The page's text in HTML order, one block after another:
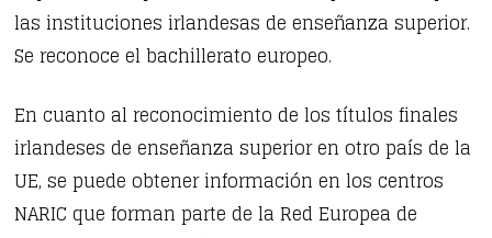
las instituciones irlandesas de enseñanza superior.
Se reconoce el bachillerato europeo.
En cuanto al reconocimiento de los títulos finales
irlandeses de enseñanza superior en otro país de la
UE, se puede obtener información en los centros
NARIC que forman parte de la Red Europea de